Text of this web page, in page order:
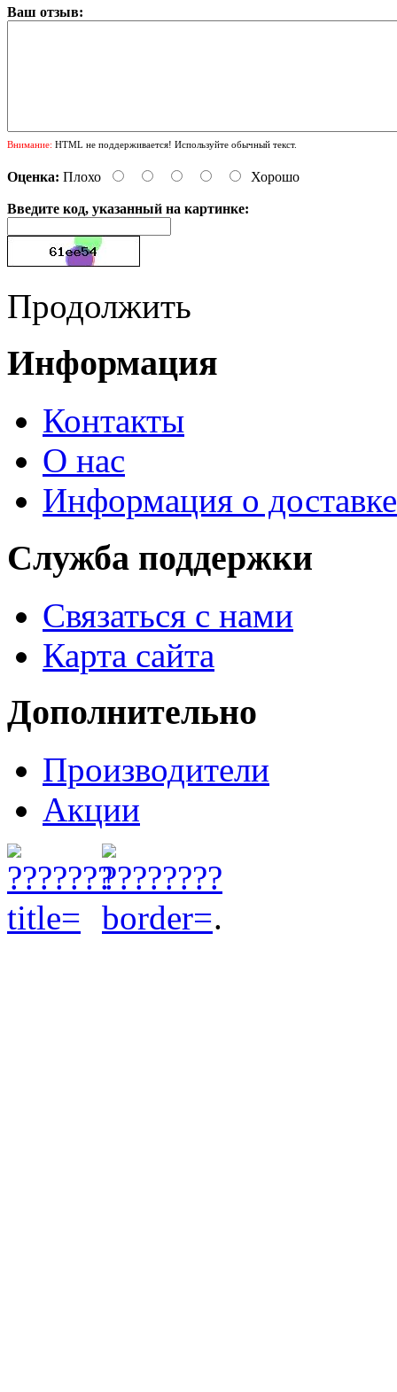
Ваш отзыв:
Внимание: HTML не поддерживается! Используйте обычный текст.
Оценка: Плохо Хорошо
Введите код, указанный на картинке:
Продолжить
Информация
Контакты
О нас
Информация о доставке
Служба поддержки
Связаться с нами
Карта сайта
Дополнительно
Производители
Акции
.